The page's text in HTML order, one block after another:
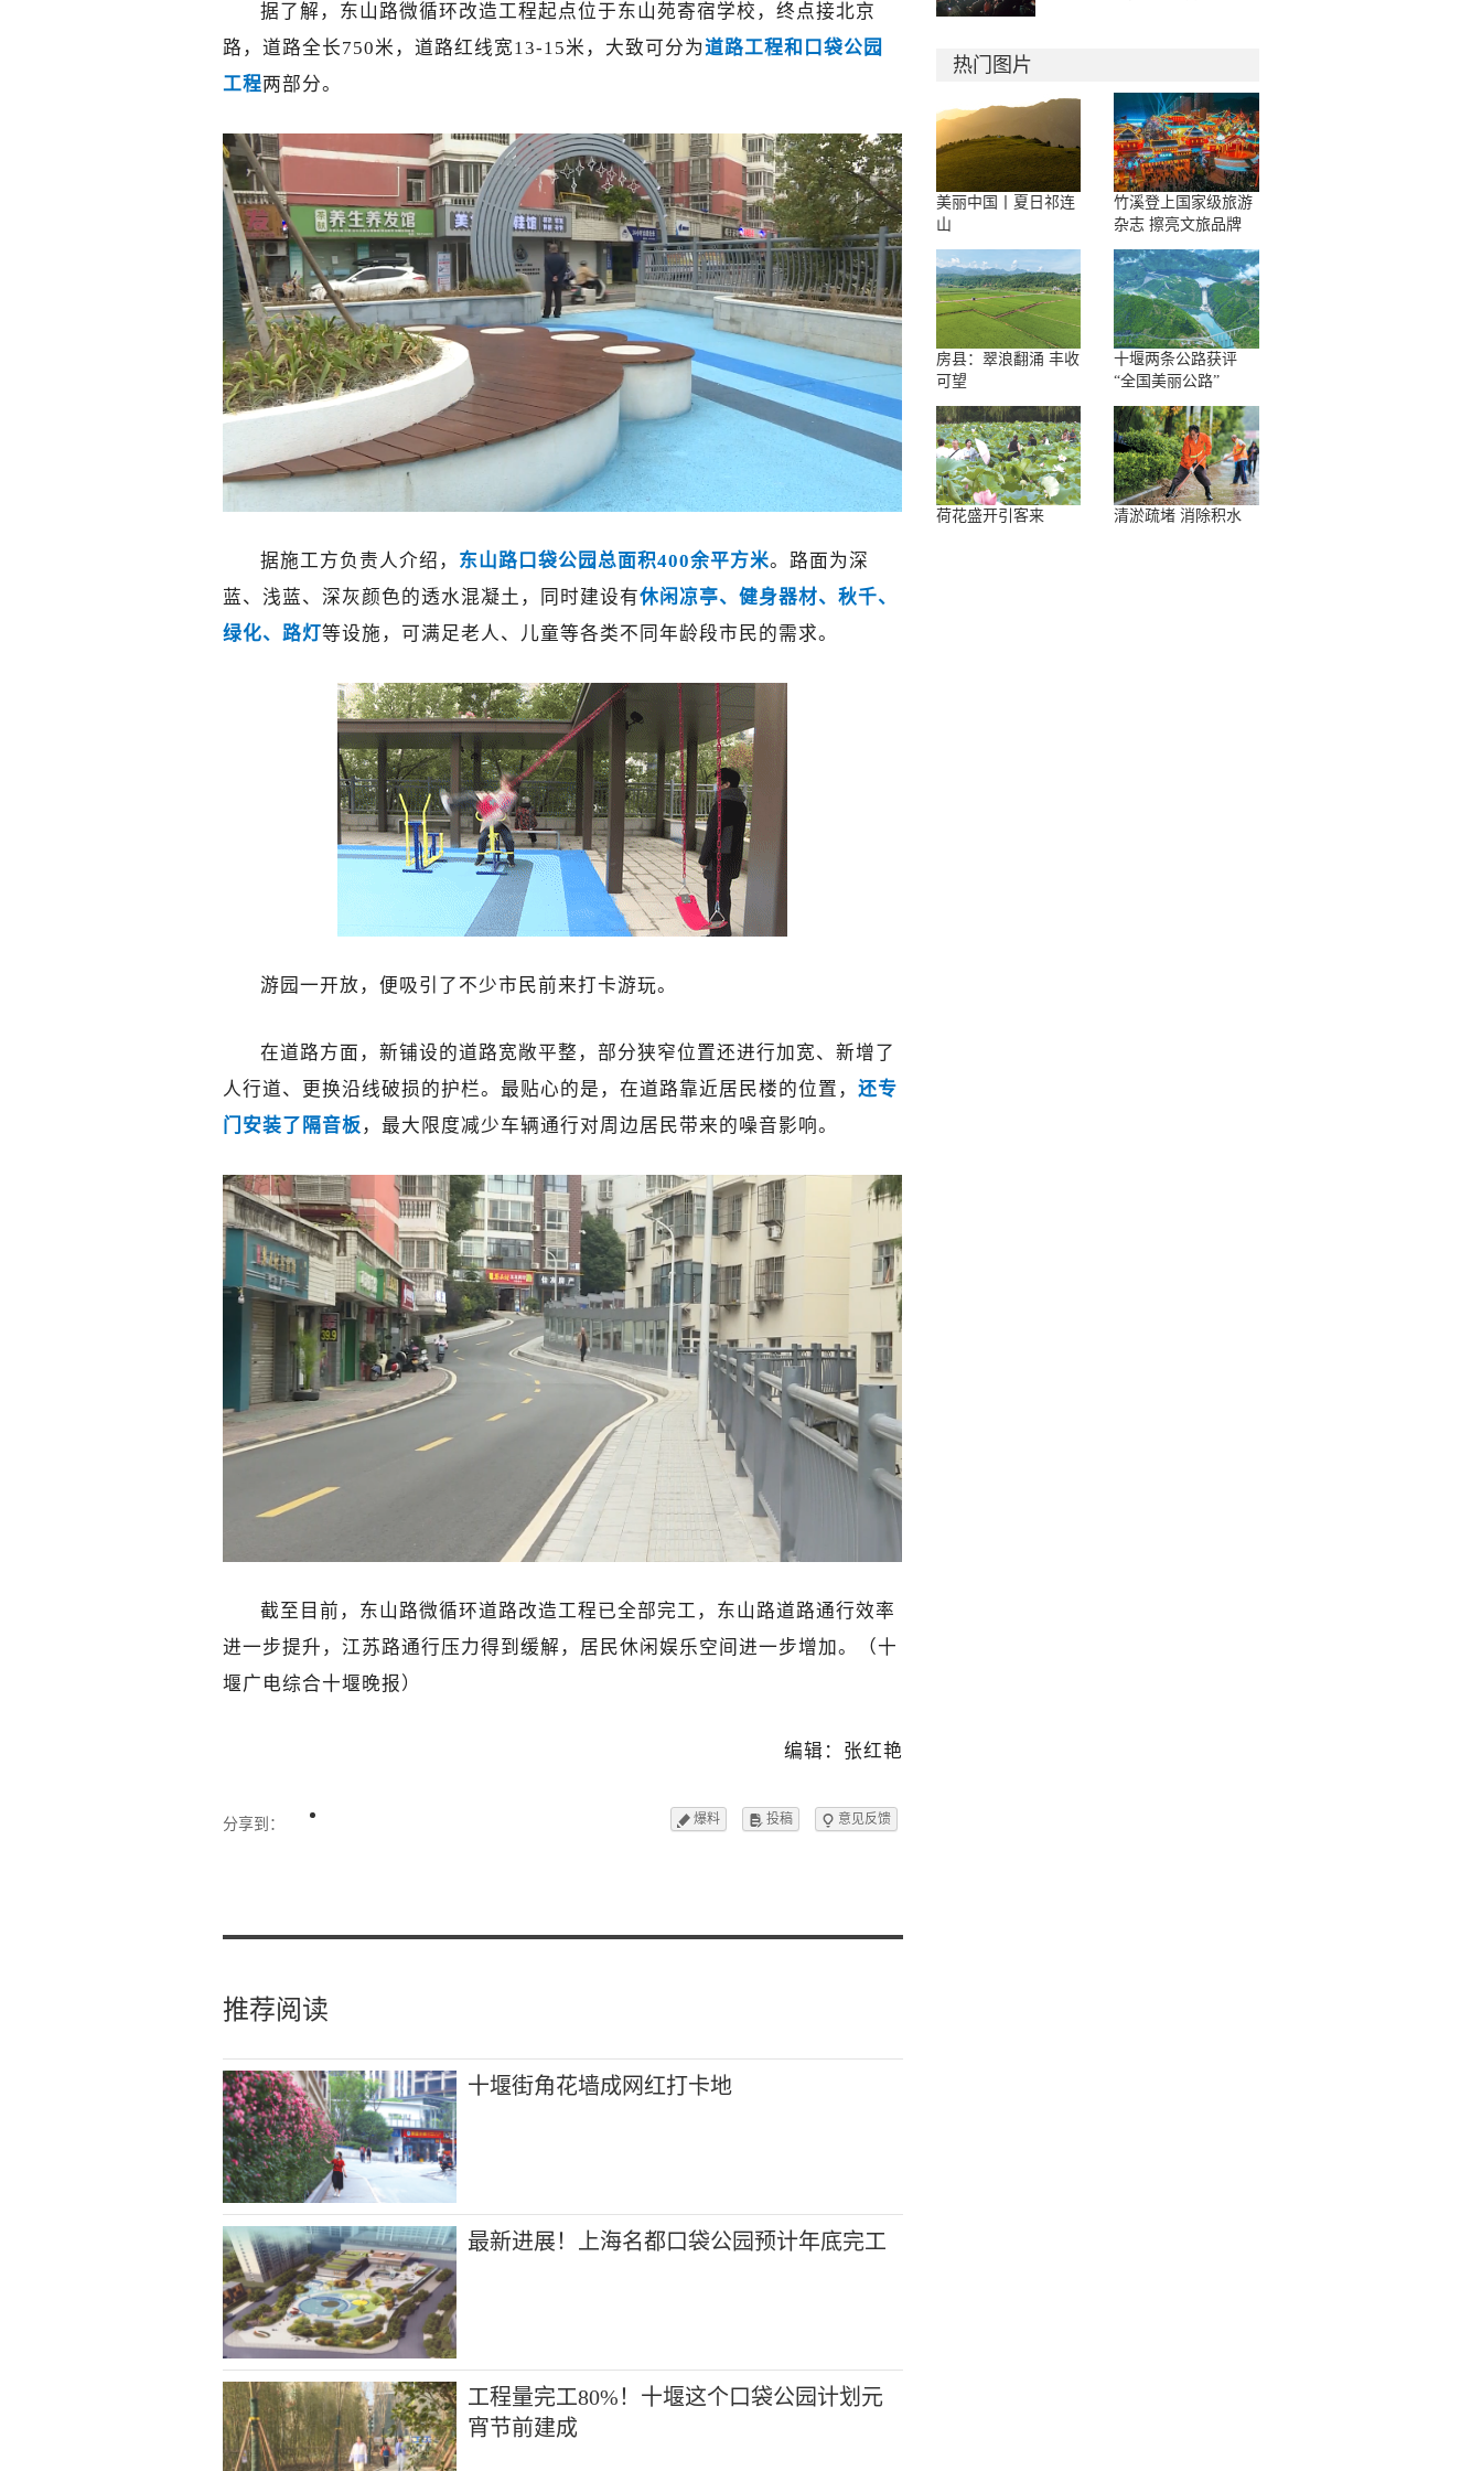
据了解，东山路微循环改造工程起点位于东山苑寄宿学校，终点接北京
路，道路全长750米，道路红线宽13-15米，大致可分为道路工程和口袋公园
工程两部分。
据施工方负责人介绍， 东山路口袋公园总面积400余平方米。路面为深
蓝、浅蓝、深灰颜色的透水混凝土，同时建设有休闲凉亭、健身器材、秋千、
绿化、路灯等设施，可满足老人、儿童等各类不同年龄段市民的需求。
游园一开放，便吸引了不少市民前来打卡游玩。
在道路方面，新铺设的道路宽敞平整，部分狭窄位置还进行加宽、新增了
人行道、更换沿线破损的护栏。最贴心的是，在道路靠近居民楼的位置， 还专
门安装了隔音板 ，最大限度减少车辆通行对周边居民带来的噪音影响。
截至目前，东山路微循环道路改造工程已全部完工，东山路道路通行效率
进一步提升，江苏路通行压力得到缓解，居民休闲娱乐空间进一步增加。（十
堰广电综合十堰晚报）
编辑：张红艳
分享到： 爆料 投稿  意见反馈
推荐阅读
十堰街角花墙成网红打卡地
最新进展！上海名都口袋公园预计年底完工
工程量完工80%！十堰这个口袋公园计划元
宵节前建成
热门图片
美丽中国丨夏日祁连
山
竹溪登上国家级旅游
杂志 擦亮文旅品牌
房县：翠浪翻涌 丰收
可望
十堰两条公路获评
“全国美丽公路”
荷花盛开引客来 清淤疏堵 消除积水